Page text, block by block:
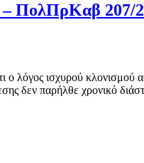
– ΠολΠρΚαβ 207/
λόγος ισχυρού
δεν παρήλθε χρονικό